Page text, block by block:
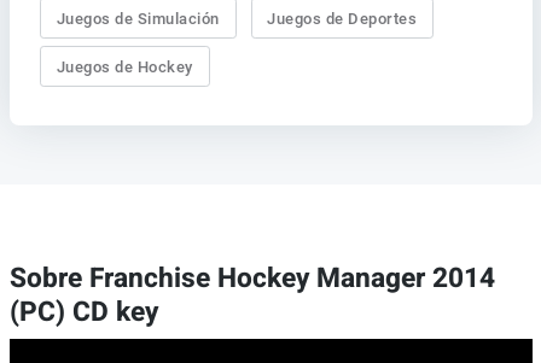
Juegos de Simulación Juegos de Deportes
Juegos de Hockey
Sobre Franchise Hockey Manager 2014
(PC) CD key